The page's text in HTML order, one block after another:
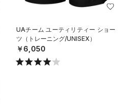
UAチーム ユーティリティー ショー
ツ（トレーニング/UNISEX）
￥6,050